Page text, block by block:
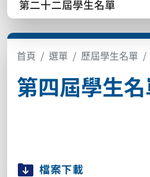
第二十二屆學生名單
首頁 選單 歷屆學生名單
第四屆學生
檔案下載